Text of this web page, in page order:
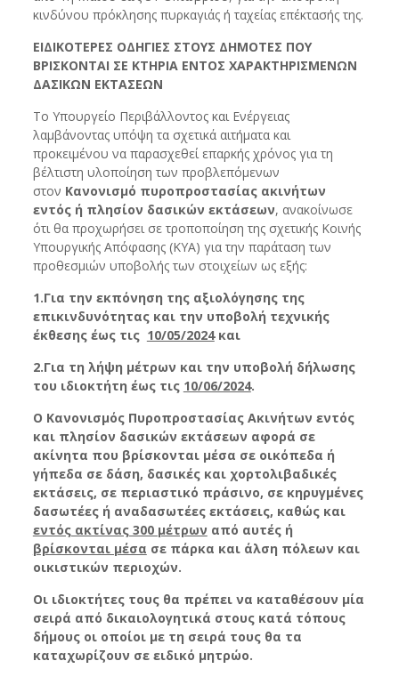
κινδύνου πρόκλησης πυρκαγιάς ή ταχείας επέκτασής της.
ΕΙΔΙΚΟΤΕΡΕΣ ΟΔΗΓΙΕΣ ΣΤΟΥΣ ΔΗΜΟΤΕΣ ΠΟΥ
ΒΡΙΣΚΟΝΤΑΙ ΣΕ ΚΤΗΡΙΑ ΕΝΤΟΣ ΧΑΡΑΚΤΗΡΙΣΜΕΝΩΝ
ΔΑΣΙΚΩΝ ΕΚΤΑΣΕΩΝ
Το Υπουργείο Περιβάλλοντος και Ενέργειας
λαμβάνοντας υπόψη τα σχετικά αιτήματα και
προκειμένου να παρασχεθεί επαρκής χρόνος για τη
βέλτιστη υλοποίηση των προβλεπόμενων
στον Κανονισμό πυροπροστασίας ακινήτων
εντός ή πλησίον δασικών εκτάσεων, ανακοίνωσε
ότι θα προχωρήσει σε τροποποίηση της σχετικής Κοινής
Υπουργικής Απόφασης (ΚΥΑ) για την παράταση των
προθεσμιών υποβολής των στοιχείων ως εξής:
1.Για την εκπόνηση της αξιολόγησης της
επικινδυνότητας και την υποβολή τεχνικής
έκθεσης έως τις 10/05/2024και
2.Για τη λήψη μέτρων και την υποβολή δήλωσης
του ιδιοκτήτη έως τις 10/06/2024.
Ο Κανονισμός Πυροπροστασίας Ακινήτων εντός
και πλησίον δασικών εκτάσεων αφορά σε
ακίνητα που βρίσκονται μέσα σε οικόπεδα ή
γήπεδα σε δάση, δασικές και χορτολιβαδικές
εκτάσεις, σε περιαστικό πράσινο, σε κηρυγμένες
δασωτέες ή αναδασωτέες εκτάσεις, καθώς και
εντός ακτίνας 300 μέτρων από αυτές ή
βρίσκονται μέσα σε πάρκα και άλση πόλεων και
οικιστικών περιοχών.
Οι ιδιοκτήτες τους θα πρέπει να καταθέσουν μία
σειρά από δικαιολογητικά στους κατά τόπους
δήμους οι οποίοι με τη σειρά τους θα τα
καταχωρίζουν σε ειδικό μητρώο.